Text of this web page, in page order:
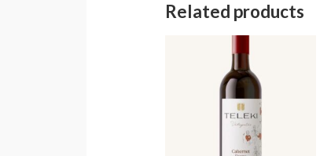
Related products